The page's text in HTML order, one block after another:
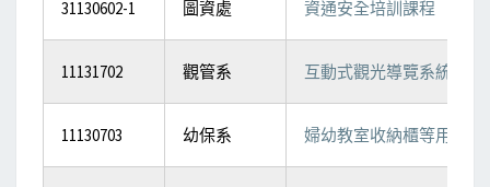
31130602-1 圖資處 資通安全培訓課程
11131702 觀管系 互動式觀光導覽系統
11130703 幼保系 婦幼教室收納櫃等用品